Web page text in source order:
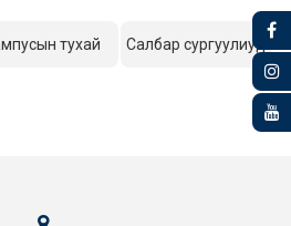
тухай Салбар сургуулиуд